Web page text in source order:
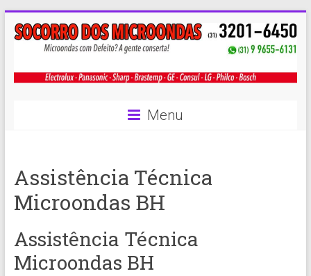
Menu
Assistência Técnica
Microondas BH
Assistência Técnica
Microondas BH